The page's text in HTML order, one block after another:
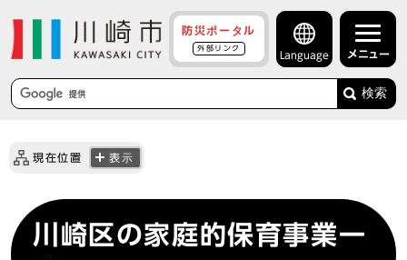
防災ポータル
外部リンク
Language メニュー
検索
現在位置 表示
川崎区の家庭的保育事業一